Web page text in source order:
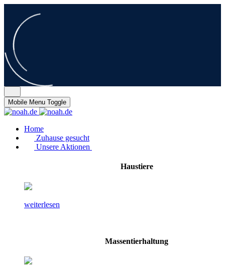
Mobile Menu Toggle
Home
Zuhause gesucht
Unsere Aktionen
Haustiere
weiterlesen
Massentierhaltung